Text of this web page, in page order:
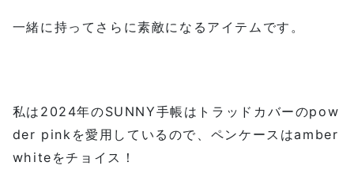
一緒に持ってさらに素敵になるアイテムです。
私は2024年のSUNNY手帳はトラッドカバーのpow
der pinkを愛用しているので、ペンケースはamber
whiteをチョイス！